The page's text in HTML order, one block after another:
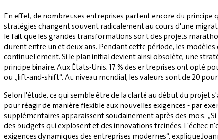
En effet, de nombreuses entreprises partent encore du
stratégies changent souvent radicalement au cours d'une
le fait que les grandes transformations sont des projets
durent entre un et deux ans. Pendant cette période, les
continuellement. Si le plan initial devient ainsi obsolète, une
principe binaire. Aux États-Unis, 17 % des entreprises ont opté
ou „lift-and-shift“. Au niveau mondial, les valeurs sont de 20
Selon l'étude, ce qui semble être de la clarté au début du projet
pour réagir de manière flexible aux nouvelles exigences - par
supplémentaires apparaissent soudainement après des mois.
des budgets qui explosent et des innovations freinées. L'échec
exigences dynamiques des entreprises modernes“, explique